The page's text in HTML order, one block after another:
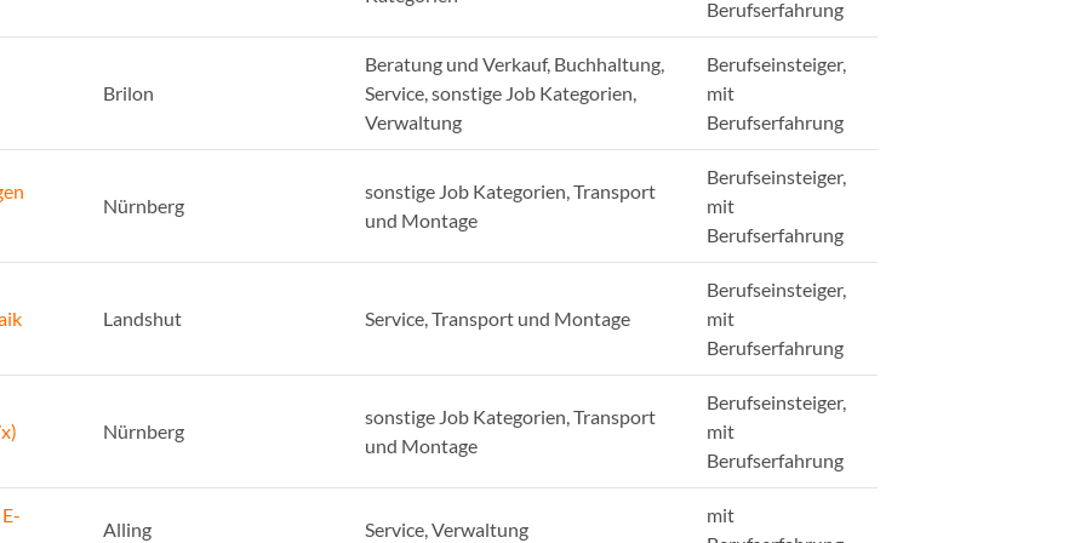
Berufserfahrung
Brilon
Beratung und Verkauf, Buchhaltung,
Service, sonstige Job Kategorien,
Verwaltung
Berufseinsteiger,
mit
Berufserfahrung
Nürnberg
sonstige Job Kategorien, Transport
und Montage
Berufseinsteiger,
mit
Berufserfahrung
Landshut Service, Transport und Montage
Berufseinsteiger,
mit
Berufserfahrung
Nürnberg
sonstige Job Kategorien, Transport
und Montage
Berufseinsteiger,
mit
Berufserfahrung
Alling Service, Verwaltung
mit